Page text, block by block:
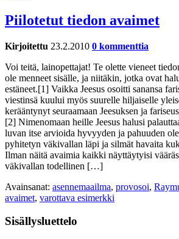
Piilotetut tiedon avaimet
Kirjoitettu 23.2.2010 0 kommenttia
Voi teitä, lainopettajat! Te olette vieneet
ole menneet sisälle, ja niitäkin, jotka ovat
estäneet.[1] Vaikka Jeesus osoitti sanansa
viestinsä kuului myös suurelle hiljaiselle
kerääntynyt seuraamaan Jeesuksen ja
[2] Nimenomaan heille Jeesus halusi
luvan itse arvioida hyvyyden ja pahuuden
pyhitetyn väkivallan läpi ja silmät havaita
Ilman näitä avaimia kaikki näyttäytyisi
väkivallan todellinen […]
Avainsanat: asennemaailma, provosoi,
avaimet, varottava esimerkki
Sisällysluettelo